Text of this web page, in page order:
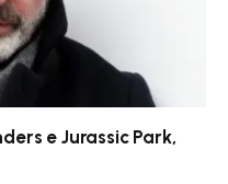
e Jurassic Park,